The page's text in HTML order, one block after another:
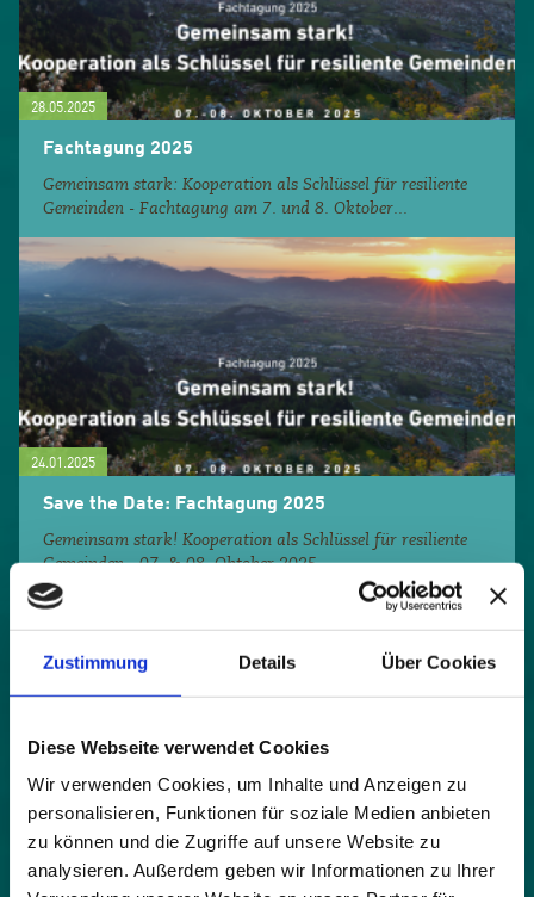
Zustimmung Details Über Cookies
Diese Webseite verwendet Cookies
Wir verwenden Cookies, um Inhalte und Anzeigen zu
personalisieren, Funktionen für soziale Medien anbieten
zu können und die Zugriffe auf unsere Website zu
analysieren. Außerdem geben wir Informationen zu Ihrer
28.05.2025
Fachtagung 2025
Gemeinsam stark: Kooperation als Schlüssel für resiliente
Gemeinden - Fachtagung am 7. und 8. Oktober...
24.01.2025
Save the Date: Fachtagung 2025
Gemeinsam stark! Kooperation als Schlüssel für resiliente
Gemeinden - 07. & 08. Oktober 2025...
09.11.2023
Alpiner Lebensraum in Gefahr